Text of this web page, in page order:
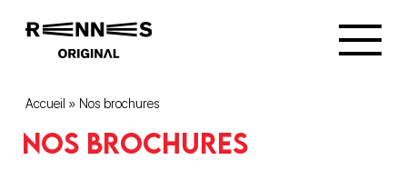
Accueil » Nos brochures
Nos brochures